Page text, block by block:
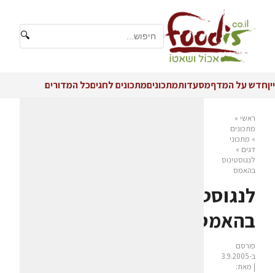
🔍
ייןחדש על המדףמסעדותמתכוניםמתכונים לחגיםכל המדורים
ראשי »
מתכונים
» מתכוני
דגים »
לנגוסטינוס
בהאמס
לנגוסטינוס
בהאמס
פורסם
ב-3.9.2005
| מאת: